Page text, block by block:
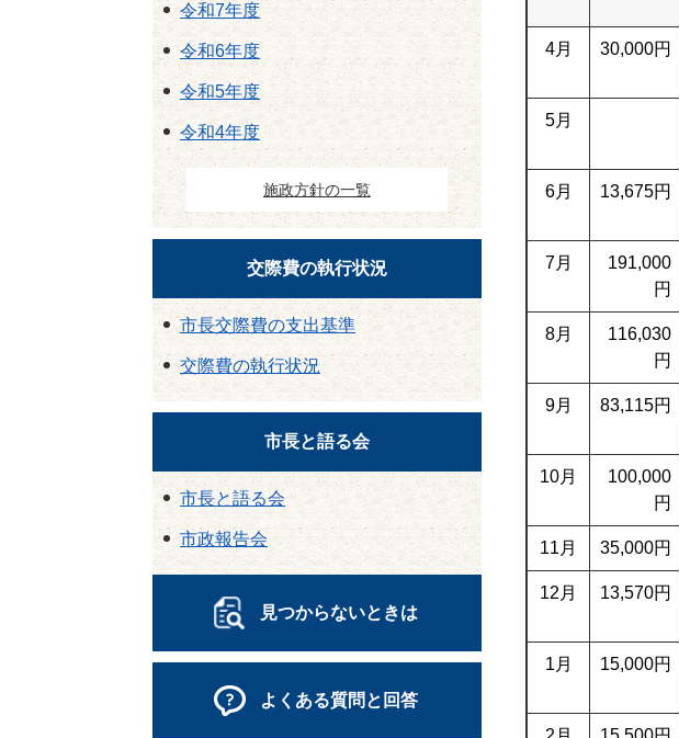
4月 30,000円
5月
6月 13,675円
7月
191,000
円
8月
116,030
円
9月 83,115円
10月
100,000
円
11月 35,000円
12月 13,570円
1月 15,000円
令和7年度
令和6年度
令和5年度
令和4年度
施政方針の一覧
交際費の執行状況
市長交際費の支出基準
交際費の執行状況
市長と語る会
市長と語る会
市政報告会
見つからないときは
よくある質問と回答